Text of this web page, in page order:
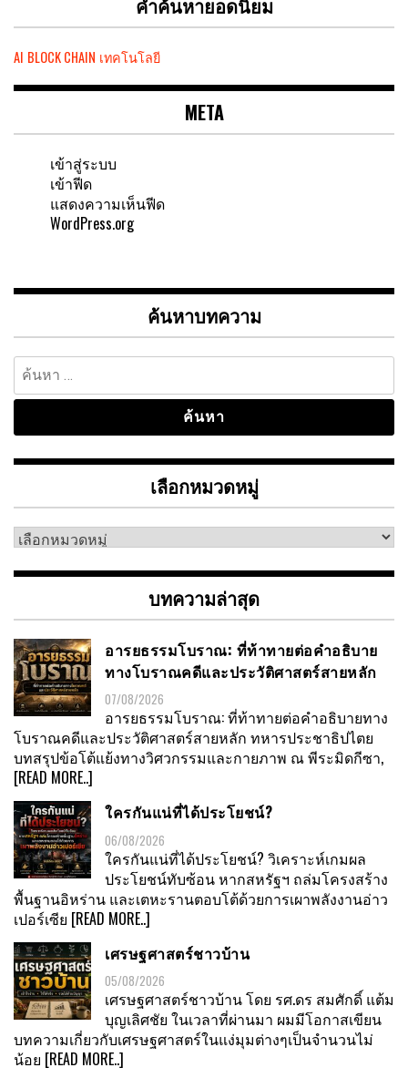
AI BLOCK CHAIN เทคโนโลยี
META
เข้าสู่ระบบ
เข้าฟีด
แสดงความเห็นฟีด
WordPress.org
ค้นหาบทความ
ค้นหา
สำหรับ:
เลือกหมวดหมู่
เลือก
หมู่
บทความล่าสุด
อารยธรรมโบราณ: ที่ท้าทายต่อคำอธิบาย
ทางโบราณคดีและประวัติศาสตร์สายหลัก
07/08/2026
อารยธรรมโบราณ: ที่ท้าทายต่อคำอธิบายทาง
โบราณคดีและประวัติศาสตร์สายหลัก ทหารประชาธิปไตย
บทสรุปข้อโต้แย้งทางวิศวกรรมและกายภาพ ณ พีระมิดกีซา,
[READ MORE..]
ใครกันแน่ที่ได้ประโยชน์?
06/08/2026
ใครกันแน่ที่ได้ประโยชน์? วิเคราะห์เกมผล
ประโยชน์ทับซ้อน หากสหรัฐฯ ถล่มโครงสร้าง
พื้นฐานอิหร่าน และเตหะรานตอบโต้ด้วยการเผาพลังงานอ่าว
เปอร์เซีย [READ MORE..]
เศรษฐศาสตร์ชาวบ้าน
05/08/2026
เศรษฐศาสตร์ชาวบ้าน โดย รศ.ดร สมศักดิ์ แต้ม
บุญเลิศชัย ในเวลาที่ผ่านมา ผมมีโอกาสเขียน
บทความเกี่ยวกับเศรษฐศาสตร์ในแง่มุมต่างๆเป็นจำนวนไม่
น้อย [READ MORE..]